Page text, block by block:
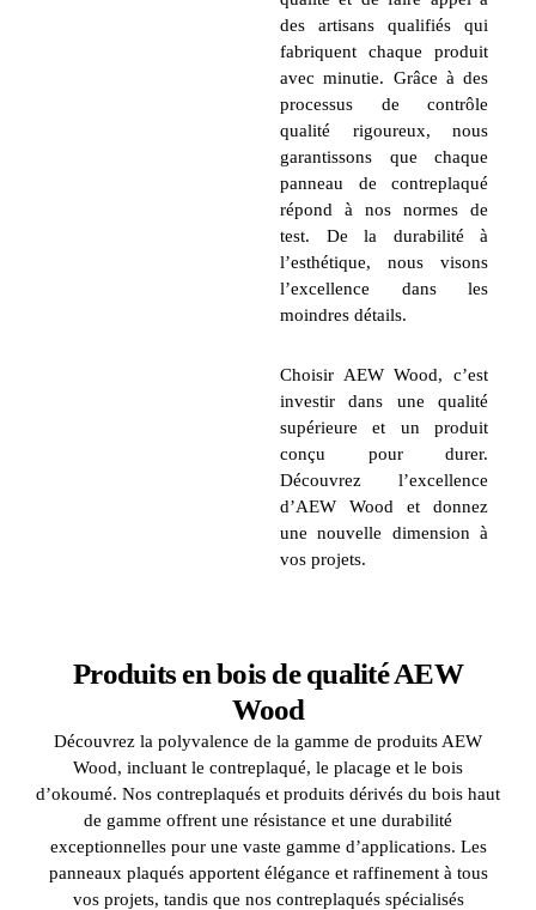
des artisans qualifiés qui
fabriquent chaque produit
avec minutie. Grâce à des
processus de contrôle
qualité rigoureux, nous
garantissons que chaque
panneau de contreplaqué
répond à nos normes de
test. De la durabilité à
l’esthétique, nous visons
l’excellence dans les
moindres détails.
Choisir AEW Wood, c’est
investir dans une qualité
supérieure et un produit
conçu pour durer.
Découvrez l’excellence
d’AEW Wood et donnez
une nouvelle dimension à
vos projets.
Produits en bois de qualité AEW
Wood
Découvrez la polyvalence de la gamme de produits AEW
Wood, incluant le contreplaqué, le placage et le bois
d’okoumé. Nos contreplaqués et produits dérivés du bois haut
de gamme offrent une résistance et une durabilité
exceptionnelles pour une vaste gamme d’applications. Les
panneaux plaqués apportent élégance et raffinement à tous
vos projets, tandis que nos contreplaqués spécialisés